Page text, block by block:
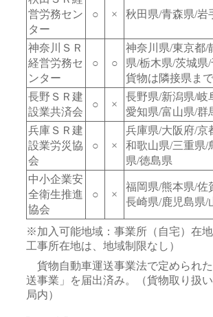
営労務セン
ター
○ × 秋田県/青森県/岩
神奈川ＳＲ
経営労務セ
ンター
○ ○
神奈川県/東京都/
県/栃木県/茨城
貨物は隣接県まで
長野ＳＲ建
設業共済会
○ ×
長野県/新潟県/岐
愛知県/富山県/群
兵庫ＳＲ建
設業労災協
会
○ ×
兵庫県/大阪府/京
和歌山県/三重県/
県/徳島県
中小企業安
全衛生推進
協会
○ ×
福岡県/熊本県/佐
長崎県/鹿児島県/
※加入可能地域：事業所（自宅）在
工事所在地は、地域制限なし）
貨物自動車運送事業法で定められ
送事業」を届出済み。（貨物取り扱
局内）